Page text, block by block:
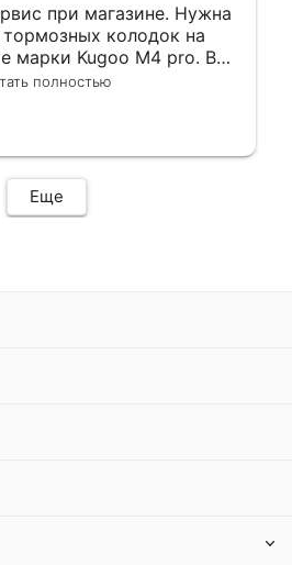
при магазине. Нужна
колодок на
марки Kugoo M4 pro. Всё
виде и в максимально
и обратился в этот
полностью
Еще